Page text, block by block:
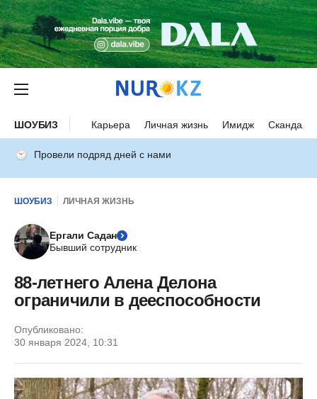
ШОУБИЗ Карьера Личная жизнь Имидж Скандалы
Провели подряд дней с нами
ШОУБИЗ ЛИЧНАЯ ЖИЗНЬ
Ергали Садан
Бывший сотрудник
88-летнего Алена Делона
ограничили в дееспособности
Опубликовано:
30 января 2024, 10:31